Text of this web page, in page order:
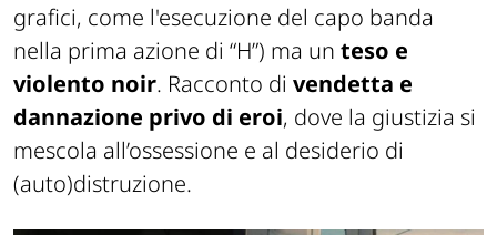
grafici, come l'esecuzione del capo banda
nella prima azione di “H”) ma un teso e
violento noir. Racconto di vendetta e
dannazione privo di eroi, dove la giustizia si
mescola all’ossessione e al desiderio di
(auto)distruzione.